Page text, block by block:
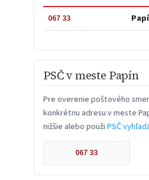
067 33
PSČ v meste Papín
Pre overenie poštového
konkrétnu adresu v meste
nižšie alebo použi PSČ
067 33